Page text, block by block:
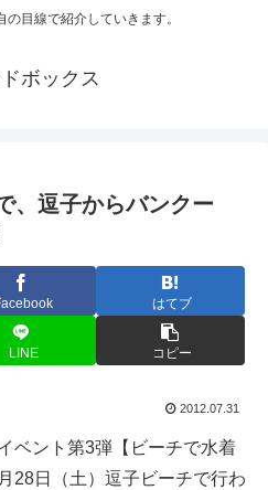
目線で紹介していきます。
ドボックス
、逗子からバンクー
はてブ
LINE コピー
2012.07.31
ベント第3弾【ビーチで水着
28日（土）逗子ビーチで行わ